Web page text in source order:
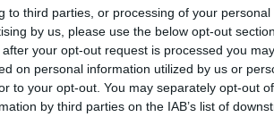
to third parties, or processing of your personal
by us, please use the below opt-out
your opt-out request is processed you may
on personal information utilized by us or
to your opt-out. You may separately opt-out
by third parties on the IAB’s list of